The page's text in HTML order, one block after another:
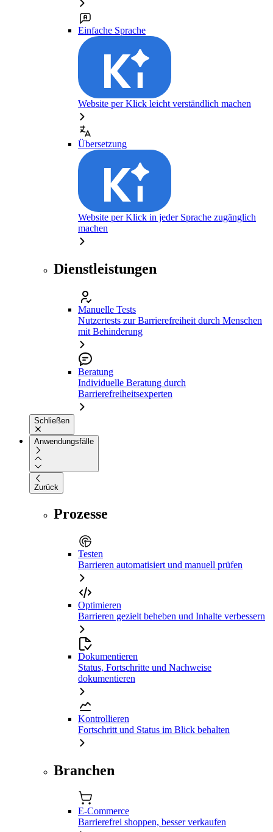
Einfache Sprache
Website per Klick leicht verständlich machen
Übersetzung
Website per Klick in jeder Sprache zugänglich
machen
Dienstleistungen
Manuelle Tests
Nutzertests zur Barrierefreiheit durch Menschen
mit Behinderung
Beratung
Individuelle Beratung durch
Barrierefreiheitsexperten
Schließen
Anwendungsfälle
Zurück
Prozesse
Testen
Barrieren automatisiert und manuell prüfen
Optimieren
Barrieren gezielt beheben und Inhalte verbessern
Dokumentieren
Status, Fortschritte und Nachweise
dokumentieren
Kontrollieren
Fortschritt und Status im Blick behalten
Branchen
E-Commerce
Barrierefrei shoppen, besser verkaufen